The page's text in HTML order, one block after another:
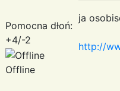
Pomocna dłoń:
+4/-2
Offline
ja
http://